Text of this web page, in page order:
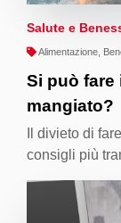
Salute e
Alimentazione,
Si può fare
mangiato?
Il divieto di
consigli più